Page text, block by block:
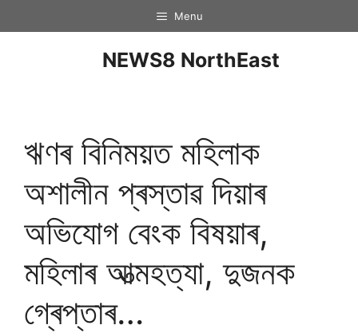
Menu
NEWS8 NorthEast
ঋণৰ বিনিময়ত মহিলাক
অশালীন প্ৰস্তাৱ দিয়াৰ
অভিযােগ বেংক বিষয়াৰ,
মহিলাৰ আত্মহত্যা, দুজনক
গ্ৰেপ্তাৰ…